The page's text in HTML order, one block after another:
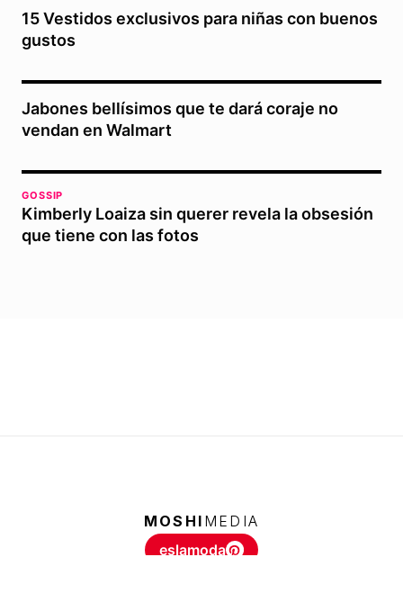
15 Vestidos exclusivos para niñas con buenos
gustos
Jabones bellísimos que te dará coraje no
vendan en Walmart
GOSSIP
Kimberly Loaiza sin querer revela la obsesión
que tiene con las fotos
MOSHI MEDIA
eslamoda